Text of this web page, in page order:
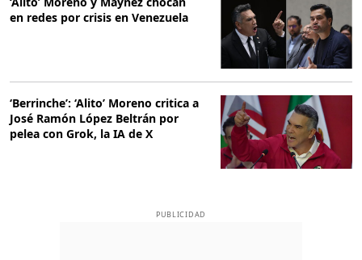
en redes por crisis en Venezuela
‘Berrinche’: ‘Alito’ Moreno critica a
José Ramón López Beltrán por
pelea con Grok, la IA de X
PUBLICIDAD